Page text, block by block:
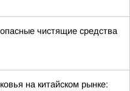
чистящие средства
на китайском рынке: